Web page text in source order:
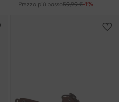
Prezzo più basso59,99 €-1%